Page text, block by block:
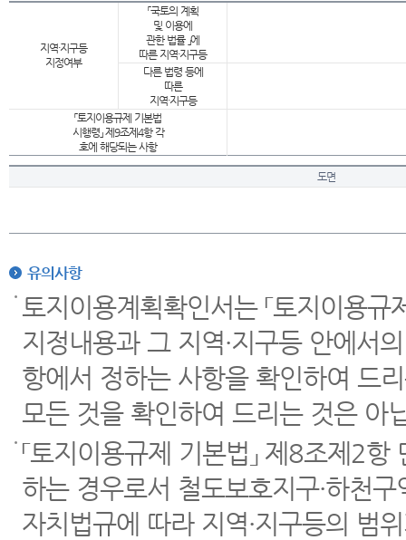
지역·지구등
지정여부
「국토의 계획
및 이용에
관한 법률 」에
따른 지역·지구등
다른 법령 등에
따른
지역·지구등
「토지이용규제 기본법
시행령」 제9조제4항 각
호에 해당되는 사항
도면
유의사항
토지이용계획확인서는 「토지이용
지정내용과 그 지역·지구등 안에서
항에서 정하는 사항을 확인하여 드
모든 것을 확인하여 드리는 것은 아
「토지이용규제 기본법」 제8조제2
하는 경우로서 철도보호지구·하천
자치법규에 따라 지역·지구등의 범